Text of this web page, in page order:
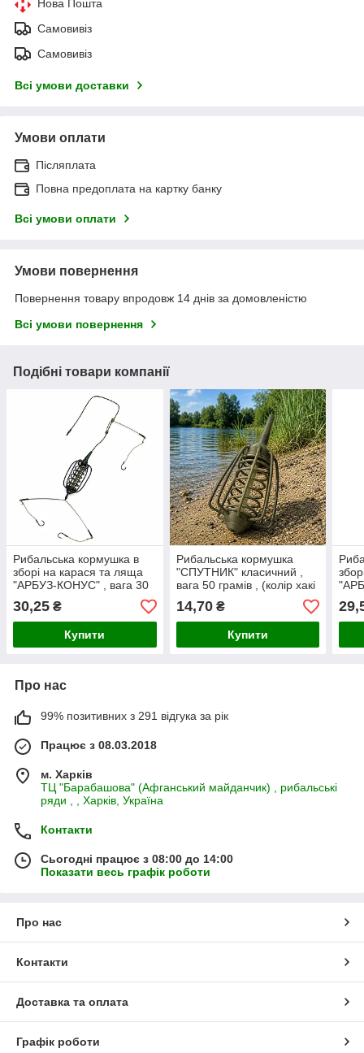
Нова Пошта
Самовивіз
Самовивіз
Всі умови доставки
Умови оплати
Післяплата
Повна предоплата на картку банку
Всі умови оплати
Умови повернення
Повернення товару впродовж 14 днів за домовленістю
Всі умови повернення
Подібні товари компанії
Рибальська кормушка в
зборі на карася та ляща
"АРБУЗ-КОНУС" , вага 30
грамів , нержавійка (колір
хакі-зелений)
30,25 ₴
Купити
Рибальська кормушка
"СПУТНИК" класичний ,
вага 50 грамів , (колір хакі
- болотний)
14,70₴
Купити
Про нас
99% позитивних з 291 відгука за рік
Працює з 08.03.2018
м. Харків
ТЦ "Барабашова" (Афганський майданчик) , рибальські
ряди , , Харків, Україна
Контакти
Сьогодні працює з 08:00 до 14:00
Показати весь графік роботи
Про нас
Контакти
Доставка та оплата
Графік роботи